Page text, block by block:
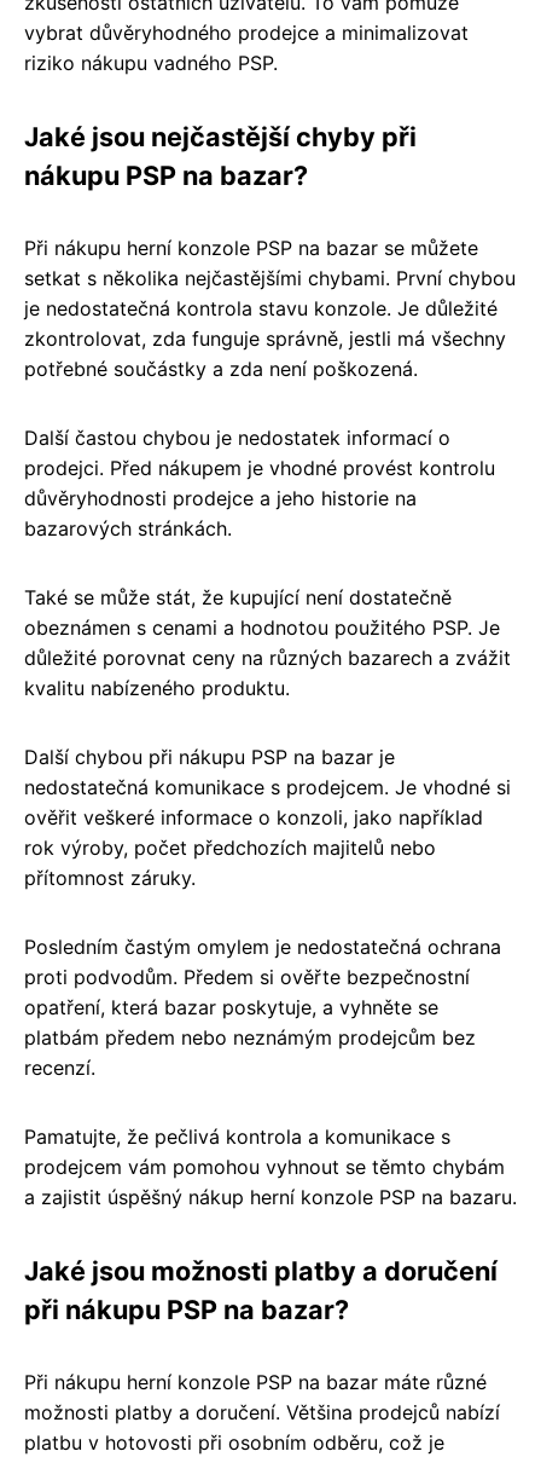
vybrat důvěryhodného prodejce a minimalizovat
riziko nákupu vadného PSP.
Jaké jsou nejčastější chyby při
nákupu PSP na bazar?
Při nákupu herní konzole PSP na bazar se můžete
setkat s několika nejčastějšími chybami. První chybou
je nedostatečná kontrola stavu konzole. Je důležité
zkontrolovat, zda funguje správně, jestli má všechny
potřebné součástky a zda není poškozená.
Další častou chybou je nedostatek informací o
prodejci. Před nákupem je vhodné provést kontrolu
důvěryhodnosti prodejce a jeho historie na
bazarových stránkách.
Také se může stát, že kupující není dostatečně
obeznámen s cenami a hodnotou použitého PSP. Je
důležité porovnat ceny na různých bazarech a zvážit
kvalitu nabízeného produktu.
Další chybou při nákupu PSP na bazar je
nedostatečná komunikace s prodejcem. Je vhodné si
ověřit veškeré informace o konzoli, jako například
rok výroby, počet předchozích majitelů nebo
přítomnost záruky.
Posledním častým omylem je nedostatečná ochrana
proti podvodům. Předem si ověřte bezpečnostní
opatření, která bazar poskytuje, a vyhněte se
platbám předem nebo neznámým prodejcům bez
recenzí.
Pamatujte, že pečlivá kontrola a komunikace s
prodejcem vám pomohou vyhnout se těmto chybám
a zajistit úspěšný nákup herní konzole PSP na bazaru.
Jaké jsou možnosti platby a doručení
při nákupu PSP na bazar?
Při nákupu herní konzole PSP na bazar máte různé
možnosti platby a doručení. Většina prodejců nabízí
platbu v hotovosti při osobním odběru, což je